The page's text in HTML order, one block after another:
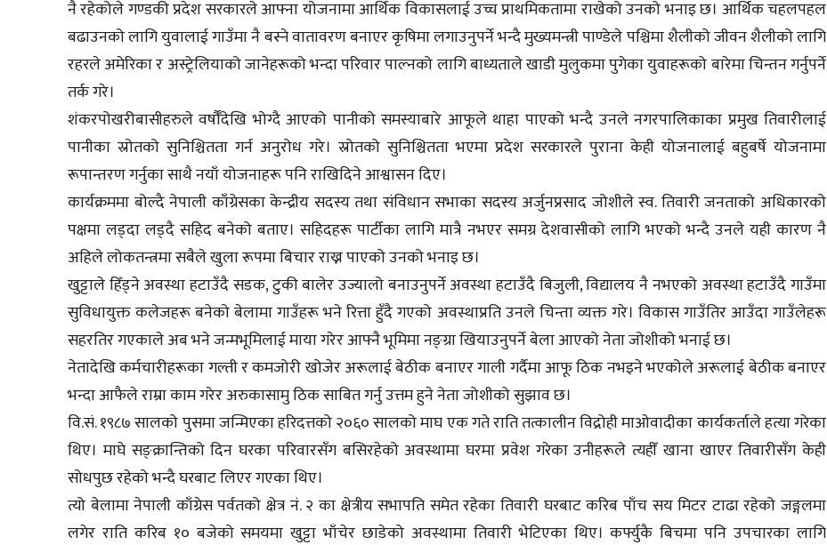
नै रहेकोले गण्डकी प्रदेश सरकारले आफ्ना योजनामा आर्थिक विकासलाई उच्च प्राथमिकतामा राखेको उनको भनाइ छ। आर्थिक चहलपहल
बढाउनको लागि युवालाई गाउँमा नै बस्ने वातावरण बनाएर कृषिमा लगाउनुपर्ने भन्दै मुख्यमन्त्री पाण्डेले पश्चिमा शैलीको जीवन शैलीको लागि
रहरले अमेरिका र अस्ट्रेलियाको जानेहरूको भन्दा परिवार पाल्नको लागि बाध्यताले खाडी मुलुकमा पुगेका युवाहरूको बारेमा चिन्तन गर्नुपर्ने
तर्क गरे।
शंकरपोखरीबासीहरुले वर्षौँदेखि भोग्दै आएको पानीको समस्याबारे आफूले थाहा पाएको भन्दै उनले नगरपालिकाका प्रमुख तिवारीलाई
पानीका स्रोतको सुनिश्चितता गर्न अनुरोध गरे। स्रोतको सुनिश्चितता भएमा प्रदेश सरकारले पुराना केही योजनालाई बहुबर्षे योजनामा
रूपान्तरण गर्नुका साथै नयाँ योजनाहरू पनि राखिदिने आश्वासन दिए।
कार्यक्रममा बोल्दै नेपाली काँग्रेसका केन्द्रीय सदस्य तथा संविधान सभाका सदस्य अर्जुनप्रसाद जोशीले स्व. तिवारी जनताको अधिकारको
पक्षमा लड्दा लड्दै सहिद बनेको बताए। सहिदहरू पार्टीका लागि मात्रै नभएर समग्र देशवासीको लागि भएको भन्दै उनले यही कारण नै
अहिले लोकतन्त्रमा सबैले खुला रूपमा बिचार राख्न पाएको उनको भनाइ छ।
खुट्टाले हिँड्ने अवस्था हटाउँदै सडक, टुकी बालेर उज्यालो बनाउनुपर्ने अवस्था हटाउँदै बिजुली, विद्यालय नै नभएको अवस्था हटाउँदै गाउँमा
सुविधायुक्त कलेजहरू बनेको बेलामा गाउँहरू भने रित्ता हुँदै गएको अवस्थाप्रति उनले चिन्ता व्यक्त गरे। विकास गाउँतिर आउँदा गाउँलेहरू
सहरतिर गएकाले अब भने जन्मभूमिलाई माया गरेर आफ्नै भूमिमा नङ्ग्रा खियाउनुपर्ने बेला आएको नेता जोशीको भनाई छ।
नेतादेखि कर्मचारीहरूका गल्ती र कमजोरी खोजेर अरूलाई बेठीक बनाएर गाली गर्दैमा आफू ठिक नभइने भएकोले अरूलाई बेठीक बनाएर
भन्दा आफैले राम्रा काम गरेर अरुकासामु ठिक साबित गर्नु उत्तम हुने नेता जोशीको सुझाव छ।
वि.सं. १९८७ सालको पुसमा जन्मिएका हरिदत्तको २०६० सालको माघ एक गते राति तत्कालीन विद्रोही माओवादीका कार्यकर्ताले हत्या गरेका
थिए। माघे सङ्क्रान्तिको दिन घरका परिवारसँग बसिरहेको अवस्थामा घरमा प्रवेश गरेका उनीहरूले त्यहीँ खाना खाएर तिवारीसँग केही
सोधपुछ रहेको भन्दै घरबाट लिएर गएका थिए।
त्यो बेलामा नेपाली काँग्रेस पर्वतको क्षेत्र नं. २ का क्षेत्रीय सभापति समेत रहेका तिवारी घरबाट करिब पाँच सय मिटर टाढा रहेको जङ्गलमा
लगेर राति करिब १० बजेको समयमा खुट्टा भाँचेर छाडेको अवस्थामा तिवारी भेटिएका थिए। कर्फ्युकै बिचमा पनि उपचारका लागि